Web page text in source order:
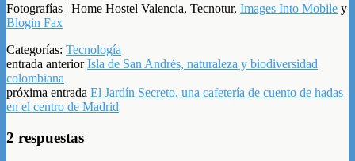
Fotografías | Home Hostel Valencia, Tecnotur, Images Into Mobile y
Blogin Fax
Categorías: Tecnología
entrada anteriorIsla de San Andrés, naturaleza y biodiversidad
colombiana
próxima entrada El Jardín Secreto, una cafetería de cuento de hadas
en el centro de Madrid
2 respuestas